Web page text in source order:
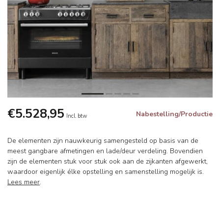
€5.528,95 Incl. btw Nabestelling/Productie
De elementen zijn nauwkeurig samengesteld op basis van de
meest gangbare afmetingen en lade/deur verdeling. Bovendien
zijn de elementen stuk voor stuk ook aan de zijkanten afgewerkt,
waardoor eigenlijk élke opstelling en samenstelling mogelijk is.
Lees meer.